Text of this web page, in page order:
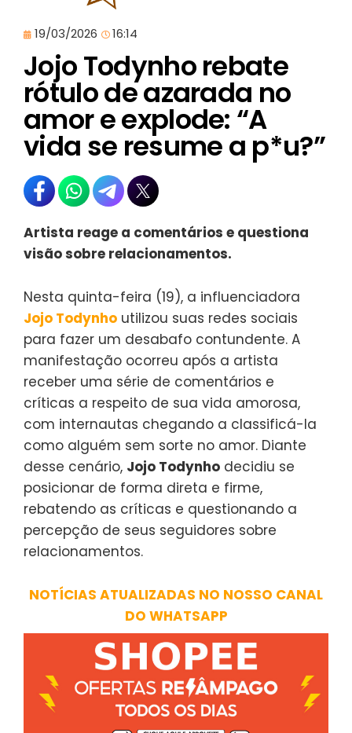
19/03/2026 16:14
Jojo Todynho rebate
rótulo de azarada no
amor e explode: “A
vida se resume a p*u?”
Artista reage a comentários e questiona
visão sobre relacionamentos.
Nesta quinta-feira (19), a influenciadora
Jojo Todynho utilizou suas redes sociais
para fazer um desabafo contundente. A
manifestação ocorreu após a artista
receber uma série de comentários e
críticas a respeito de sua vida amorosa,
com internautas chegando a classificá-la
como alguém sem sorte no amor. Diante
desse cenário, Jojo Todynho decidiu se
posicionar de forma direta e firme,
rebatendo as críticas e questionando a
percepção de seus seguidores sobre
relacionamentos.
NOTÍCIAS ATUALIZADAS NO NOSSO CANAL
DO WHATSAPP